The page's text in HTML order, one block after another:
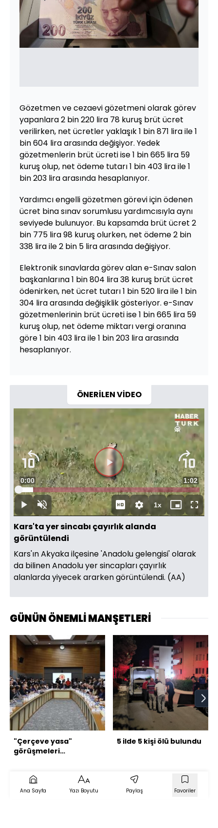
Gözetmen ve cezaevi gözetmeni olarak görev
yapanlara 2 bin 220 lira 78 kuruş brüt ücret
verilirken, net ücretler yaklaşık 1 bin 871 lira ile 1
bin 604 lira arasında değişiyor. Yedek
gözetmenlerin brüt ücreti ise 1 bin 665 lira 59
kuruş olup, net ödeme tutarı 1 bin 403 lira ile 1
bin 203 lira arasında hesaplanıyor.
Yardımcı engelli gözetmen görevi için ödenen
ücret bina sınav sorumlusu yardımcısıyla aynı
seviyede bulunuyor. Bu kapsamda brüt ücret 2
bin 775 lira 98 kuruş olurken, net ödeme 2 bin
338 lira ile 2 bin 5 lira arasında değişiyor.
Elektronik sınavlarda görev alan e-Sınav salon
başkanlarına 1 bin 804 lira 38 kuruş brüt ücret
ödenirken, net ücret tutarı 1 bin 520 lira ile 1 bin
304 lira arasında değişiklik gösteriyor. e-Sınav
gözetmenlerinin brüt ücreti ise 1 bin 665 lira 59
kuruş olup, net ödeme miktarı vergi oranına
göre 1 bin 403 lira ile 1 bin 203 lira arasında
hesaplanıyor.
ÖNERİLEN VİDEO
Videoyu
Oynat
OynatSesi
Aç
Süre
0:00 Toplam
Süre
1:02
Yüklendi:
8.02%
1xOynatma
Hızı
Mini
oynatıcı
Tam
Ekran
Kars'ta yer sincabı çayırlık alanda
görüntülendi
Kars'ın Akyaka ilçesine 'Anadolu gelengisi' olarak
da bilinen Anadolu yer sincapları çayırlık
alanlarda yiyecek ararken görüntülendi. (AA)
GÜNÜN ÖNEMLİ MANŞETLERİ
"Çerçeve yasa"
görüşmeleri
5 ilde 5 kişi ölü bulundu
Ana Sayfa Yazı Boyutu Paylaş Favoriler